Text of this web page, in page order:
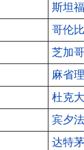
斯坦
哥伦
芝加
麻省
杜克
宾夕
达特